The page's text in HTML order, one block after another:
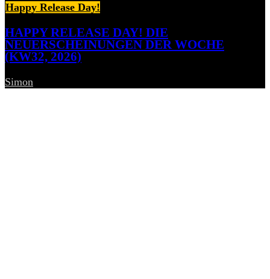
Happy Release Day!
HAPPY RELEASE DAY! DIE
NEUERSCHEINUNGEN DER WOCHE
(KW32, 2026)
Simon